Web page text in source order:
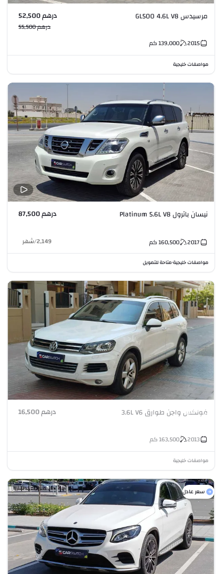
مرسيدس GL500 4.6L V8 درهم 52,500
درهم 55,500
2015
139,000كم
مواصفات خليجية
نيسان باترول Platinum 5.6L V8 درهم 87,500
2017
160,500كم 2,149
/شهر
مواصفات خليجية•متاحة للتمويل
فولكس واجن طوارق 3.6L V6 درهم 16,500
2013
163,500كم
مواصفات خليجية
سعر عادل